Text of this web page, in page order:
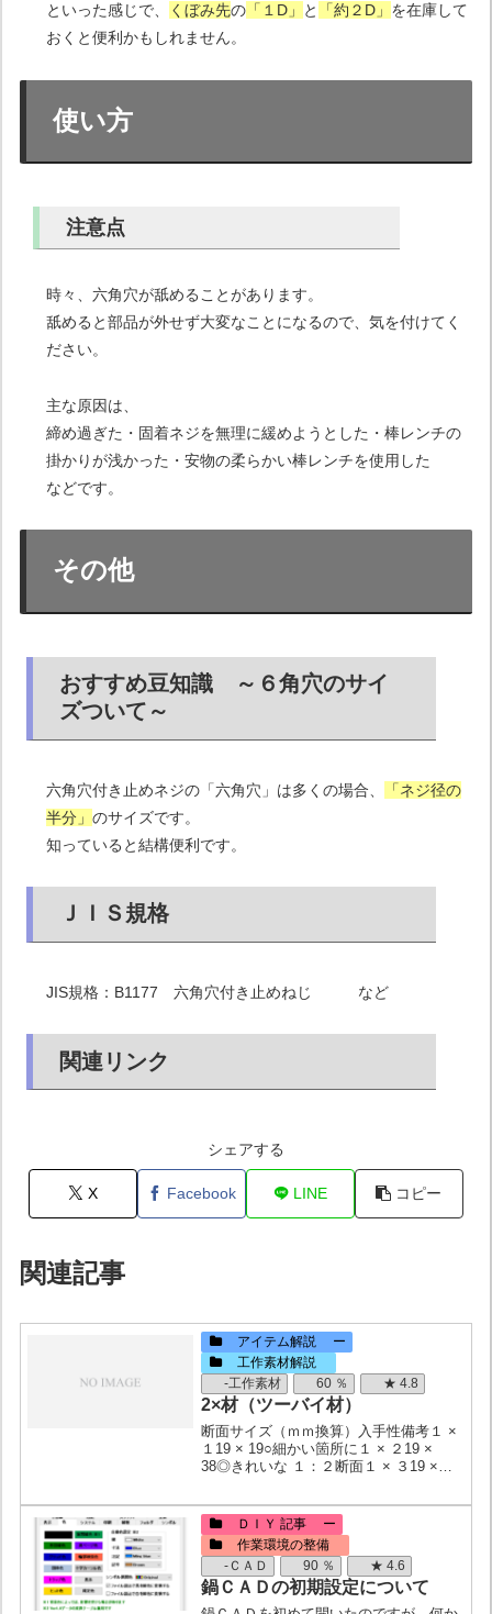
といった感じで、
くぼみ先の 「１D」 と 「約２D」 を在庫して
おくと便利かもしれません。
使い方
注意点
時々、六角穴が舐めることがあります。
舐めると部品が外せず大変なことになるので、気を付けてく
ださい。
主な原因は、
締め過ぎた・固着ネジを無理に緩めようとした・棒レンチの
掛かりが浅かった・安物の柔らかい棒レンチを使用した
などです。
その他
おすすめ豆知識 ～６角穴のサイ
ズついて～
六角穴付き止めネジの「六角穴」は多くの場合、
「ネジ径の
半分」のサイズです。
知っていると結構便利です。
ＪＩＳ規格
JIS規格：B1177 六角穴付き止めねじ など
関連リンク
シェアする
X Facebook LINE コピー
関連記事
アイテム解説 ー
工作素材解説
-工作素材
60 ％ ★ 4.8
2×材（ツーバイ材）
断面サイズ（ｍｍ換算）入手性備考１ ×
１19 × 19○細かい箇所に１ × ２19 ×
38◎きれいな １：２断面１ × ３19 ×
サイズ１ × ６19 × 140△１ × ８19 × 1...
ＤＩＹ 記事 ー
作業環境の整備
-ＣＡＤ
90 ％ ★ 4.6
鍋ＣＡＤの初期設定について